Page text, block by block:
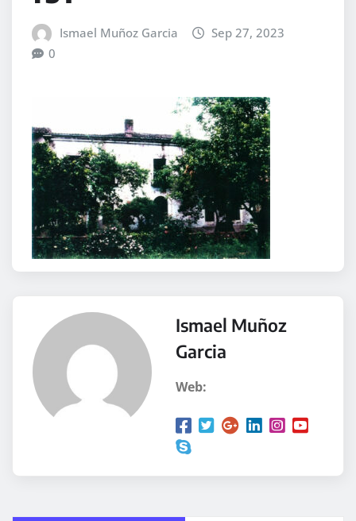
Ismael Muñoz Garcia
Sep 27, 2023
0
Ismael Muñoz
Garcia
Web: